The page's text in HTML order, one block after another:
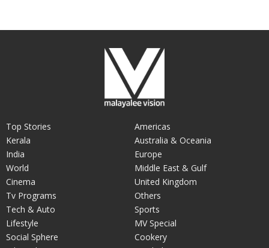
Top Stories
Kerala
India
World
Cinema
Tv Programs
Tech & Auto
Americas
Australia & Oceania
Europe
Middle East & Gulf
United Kingdom
Others
Sports
Lifestyle
Social Sphere
MV Special
Cookery